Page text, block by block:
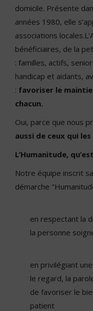
domicile. Présente
années 1980, elle
associations
bénéficiaires, de la
: familles, actifs,
handicap et aidants,
: favoriser le
chacun.
Oui, parce que nous
aussi de ceux qui
L’Humanitude,
Notre équipe inscrit
démarche
en respectant la
la personne
en privilégiant
le regard, la
de favoriser le
patient